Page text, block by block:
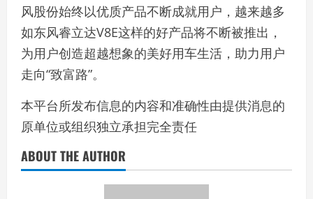
风股份始终以优质产品不断成就用户，越来越多
如东风睿立达V8E这样的好产品将不断被推出，
为用户创造超越想象的美好用车生活，助力用户
走向“致富路”。
本平台所发布信息的内容和准确性由提供消息的
原单位或组织独立承担完全责任
ABOUT THE AUTHOR